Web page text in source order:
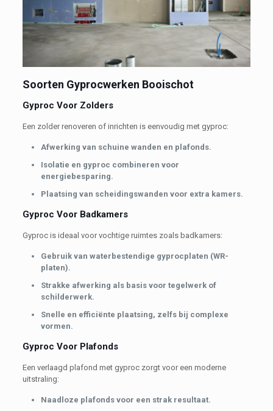
Soorten Gyprocwerken Booischot
Gyproc Voor Zolders
Een zolder renoveren of inrichten is eenvoudig met gyproc:
Afwerking van schuine wanden en plafonds.
Isolatie en gyproc combineren voor
energiebesparing.
Plaatsing van scheidingswanden voor extra kamers.
Gyproc Voor Badkamers
Gyproc is ideaal voor vochtige ruimtes zoals badkamers:
Gebruik van waterbestendige gyprocplaten (WR-
platen).
Strakke afwerking als basis voor tegelwerk of
schilderwerk.
Snelle en efficiënte plaatsing, zelfs bij complexe
vormen.
Gyproc Voor Plafonds
Een verlaagd plafond met gyproc zorgt voor een moderne
uitstraling:
Naadloze plafonds voor een strak resultaat.